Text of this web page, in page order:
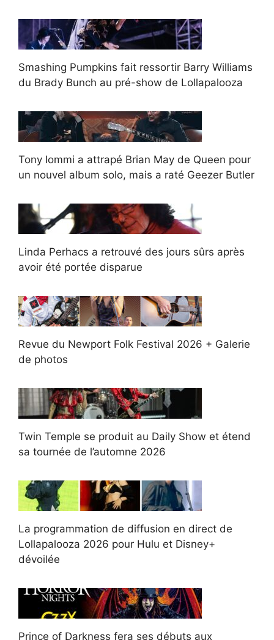
Smashing Pumpkins fait ressortir Barry Williams
du Brady Bunch au pré-show de Lollapalooza
Tony Iommi a attrapé Brian May de Queen pour
un nouvel album solo, mais a raté Geezer Butler
Linda Perhacs a retrouvé des jours sûrs après
avoir été portée disparue
Revue du Newport Folk Festival 2026 + Galerie
de photos
Twin Temple se produit au Daily Show et étend
sa tournée de l’automne 2026
La programmation de diffusion en direct de
Lollapalooza 2026 pour Hulu et Disney+
dévoilée
Prince of Darkness fera ses débuts aux